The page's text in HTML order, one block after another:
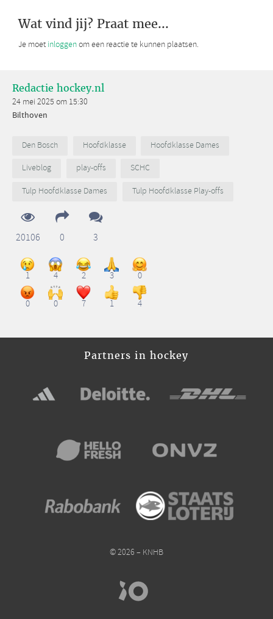
Wat vind jij? Praat mee...
Je moet inloggenom een reactie te kunnen plaatsen.
Redactie hockey.nl
24 mei 2025 om 15:30
Bilthoven
Den Bosch Hoofdklasse
Hoofdklasse Dames
Liveblog
play-offs
SCHC
Tulp Hoofdklasse Dames
Tulp Hoofdklasse Play-offs
20106 0 3
1 4 2 3 0
0 0 7 1 4
Partners in hockey
© 2026 – KNHB